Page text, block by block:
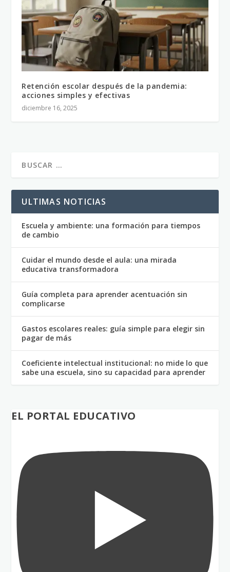
Retención escolar después de la pandemia:
acciones simples y efectivas
diciembre 16, 2025
ULTIMAS NOTICIAS
Escuela y ambiente: una formación para tiempos
de cambio
Cuidar el mundo desde el aula: una mirada
educativa transformadora
Guía completa para aprender acentuación sin
complicarse
Gastos escolares reales: guía simple para elegir sin
pagar de más
Coeficiente intelectual institucional: no mide lo que
sabe una escuela, sino su capacidad para aprender
EL PORTAL EDUCATIVO